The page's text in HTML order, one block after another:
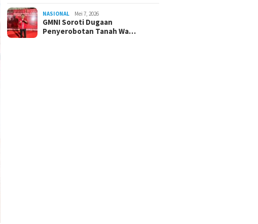
NASIONAL Mei 7, 2026
GMNI Soroti Dugaan
Penyerobotan Tanah Wa…